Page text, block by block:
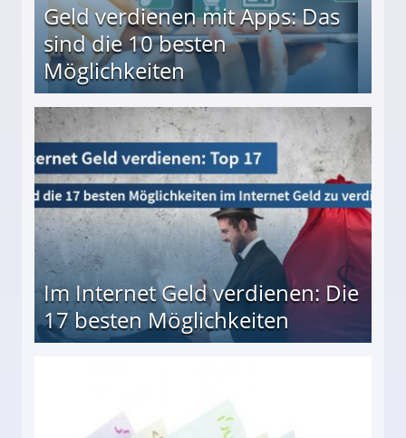
Geld verdienen mit Apps: Das
sind die 10 besten
Möglichkeiten
besten Möglichkeiten
Im Internet Geld verdienen: Die
17 besten Möglichkeiten